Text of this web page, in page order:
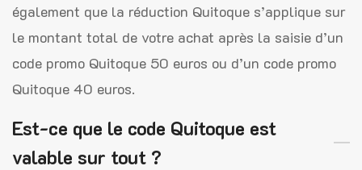
également que la réduction Quitoque s’applique sur
le montant total de votre achat après la saisie d’un
code promo Quitoque 50 euros ou d’un code promo
Quitoque 40 euros.
Est-ce que le code Quitoque est
valable sur tout ?